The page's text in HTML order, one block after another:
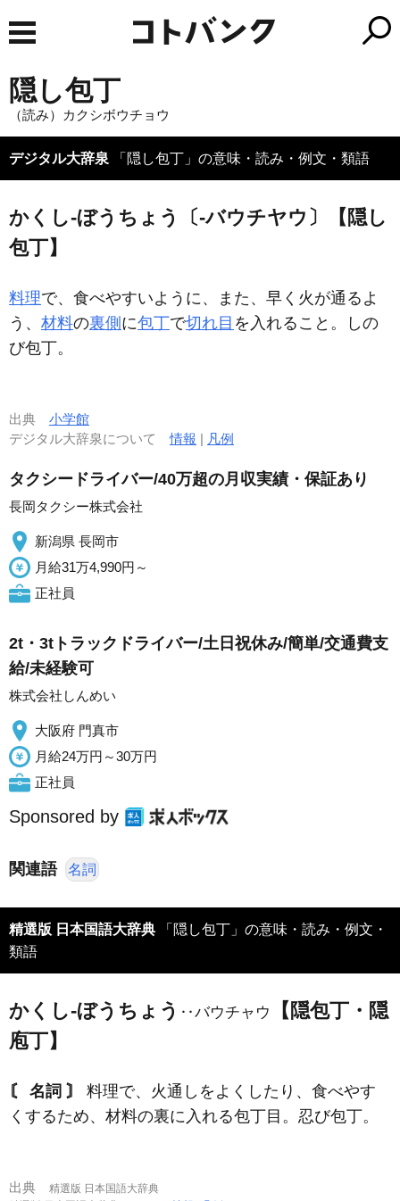
隠し包丁
（読み）カクシボウチョウ
デジタル大辞泉 「隠し包丁」の意味・読み・例文・類語
かくし‐ぼうちょう〔‐バウチヤウ〕【隠し
包丁】
料理で、食べやすいように、また、早く火が通るよ
う、 材料の裏側 に包丁で切れ目 を入れること。しの
び包丁。
出典 小学館
デジタル大辞泉について情報 | 凡例
タクシードライバー/40万超の月収実績・保証あり
長岡タクシー株式会社
新潟県 長岡市
月給31万4,990円～
正社員
2t・3tトラックドライバー/土日祝休み/簡単/交通費支
給/未経験可
株式会社しんめい
大阪府 門真市
月給24万円～30万円
正社員
Sponsored by
関連語 名詞
精選版 日本国語大辞典 「隠し包丁」の意味・読み・例文・
類語
かくし‐ぼうちょう ‥バウチャウ
【隠包丁・隠
庖丁】
〘 名詞 〙
料理で、火通しをよくしたり、食べやす
くするため、材料の裏に入れる包丁目。忍び包丁。
出典
精選版 日本国語大辞典